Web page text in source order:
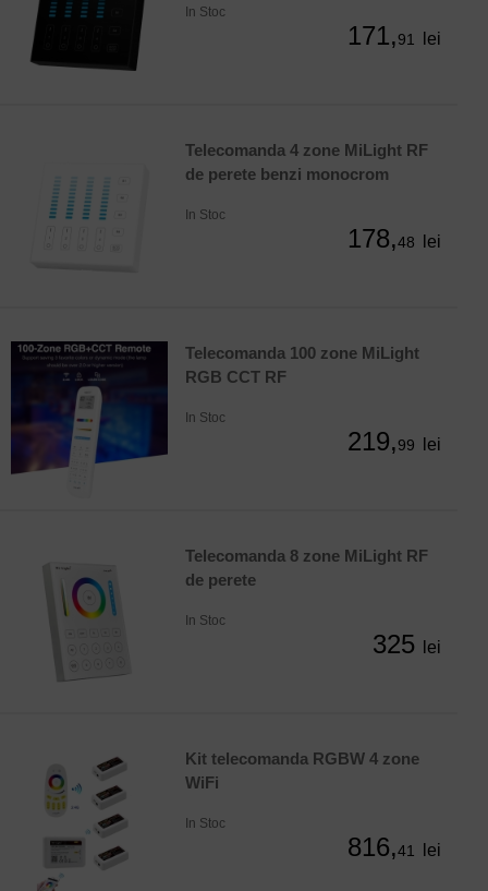
In Stoc
171,91 lei
Telecomanda 4 zone MiLight RF
de perete benzi monocrom
In Stoc
178,48 lei
Telecomanda 100 zone MiLight
RGB CCT RF
In Stoc
219,99 lei
Telecomanda 8 zone MiLight RF
de perete
In Stoc
325 lei
Kit telecomanda RGBW 4 zone
WiFi
In Stoc
816,41 lei